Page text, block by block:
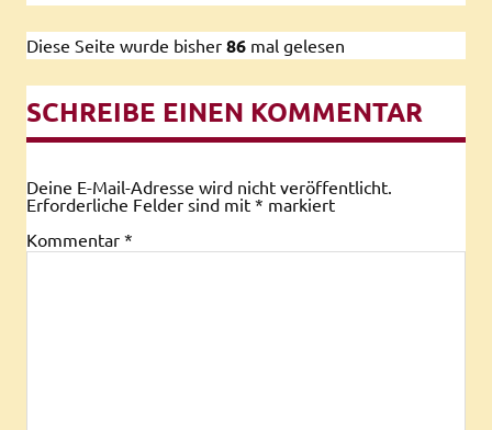
Diese Seite wurde bisher 86 mal gelesen
SCHREIBE EINEN KOMMENTAR
Deine E-Mail-Adresse wird nicht veröffentlicht.
Erforderliche Felder sind mit * markiert
Kommentar *